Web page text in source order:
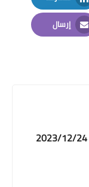
LinkedIn
إرسال
Email